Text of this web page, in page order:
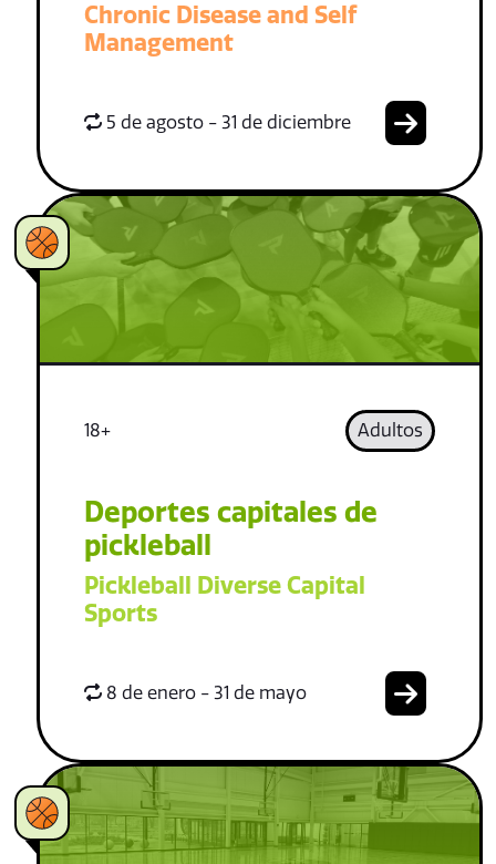
Chronic Disease and Self
Management
5 de agosto - 31 de diciembre
18+ Adultos
Deportes capitales de
pickleball
Pickleball Diverse Capital
Sports
8 de enero - 31 de mayo